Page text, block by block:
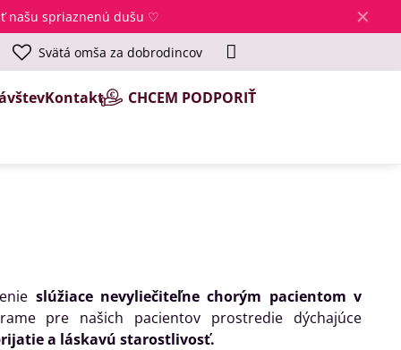
✕
našu spriaznenú dušu ♡
Svätá omša za dobrodincov
Kontakt CHCEM PODPORIŤ
slúžiace nevyliečiteľne chorým pacientom v
pre našich pacientov prostredie dýchajúce
a láskavú starostlivosť.